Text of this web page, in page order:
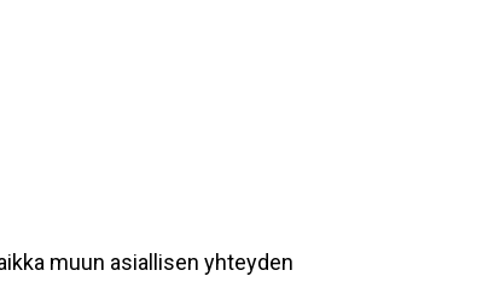
muun asiallisen yhteyden